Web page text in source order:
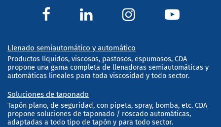
Llenado semiautomático y automático
Productos líquidos, viscosos, pastosos, espumosos, CDA
propone una gama completa de llenadoras semiautomáticas y
automáticas lineales para toda viscosidad y todo sector.
Soluciones de taponado
Tapón plano, de seguridad, con pipeta, spray, bomba, etc. CDA
propone soluciones de taponado / roscado automáticas,
adaptadas a todo tipo de tapón y para todo sector.